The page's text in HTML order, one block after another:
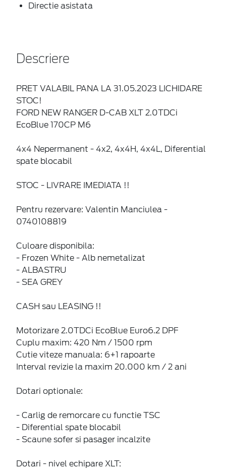
Directie asistata
Descriere
PRET VALABIL PANA LA 31.05.2023 LICHIDARE
STOC!
FORD NEW RANGER D-CAB XLT 2.0TDCi
EcoBlue 170CP M6
4x4 Nepermanent - 4x2, 4x4H, 4x4L, Diferential
spate blocabil
STOC - LIVRARE IMEDIATA !!
Pentru rezervare: Valentin Manciulea -
0740108819
Culoare disponibila:
- Frozen White - Alb nemetalizat
- ALBASTRU
- SEA GREY
CASH sau LEASING !!
Motorizare 2.0TDCi EcoBlue Euro6.2 DPF
Cuplu maxim: 420 Nm / 1500 rpm
Cutie viteze manuala: 6+1 rapoarte
Interval revizie la maxim 20.000 km / 2 ani
Dotari optionale:
- Carlig de remorcare cu functie TSC
- Diferential spate blocabil
- Scaune sofer si pasager incalzite
Dotari - nivel echipare XLT: